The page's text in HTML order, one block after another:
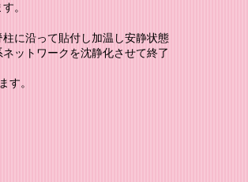
。
に沿って貼付し加温し安静状態
ットワークを沈静化させて終了
す。